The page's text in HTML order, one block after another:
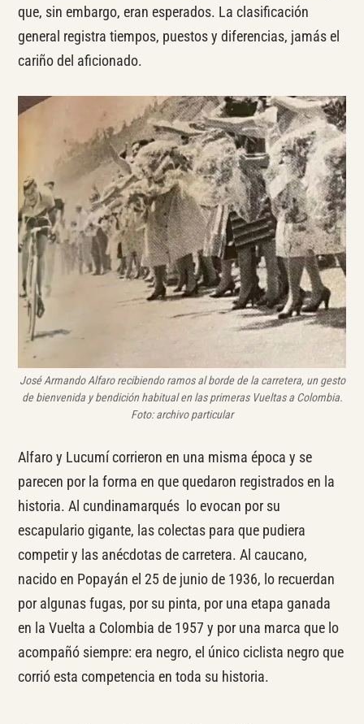
que, sin embargo, eran esperados. La clasificación
general registra tiempos, puestos y diferencias, jamás el
cariño del aficionado.
José Armando Alfaro recibiendo ramos al borde de la carretera, un gesto
de bienvenida y bendición habitual en las primeras Vueltas a Colombia.
Foto: archivo particular
Alfaro y Lucumí corrieron en una misma época y se
parecen por la forma en que quedaron registrados en la
historia. Al cundinamarqués lo evocan por su
escapulario gigante, las colectas para que pudiera
competir y las anécdotas de carretera. Al caucano,
nacido en Popayán el 25 de junio de 1936, lo recuerdan
por algunas fugas, por su pinta, por una etapa ganada
en la Vuelta a Colombia de 1957 y por una marca que lo
acompañó siempre: era negro, el único ciclista negro que
corrió esta competencia en toda su historia.